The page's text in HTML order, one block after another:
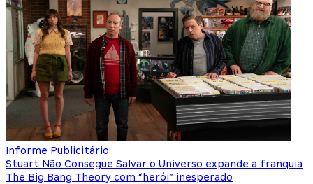
Informe Publicitário
Stuart Não Consegue Salvar o Universo expande a franquia
The Big Bang Theory com “herói” inesperado